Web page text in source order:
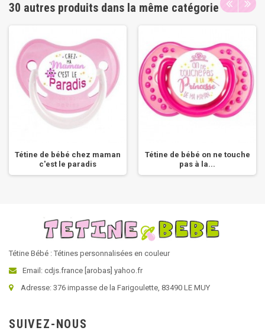
30 autres produits dans la même catégorie
Tétine de bébé chez maman
c'est le paradis
Tétine de bébé on ne touche
pas à la...
Tétine Bébé : Tétines personnalisées en couleur
Email: cdjs.france [arobas] yahoo.fr
Adresse: 376 impasse de la Farigoulette, 83490 LE MUY
SUIVEZ-NOUS